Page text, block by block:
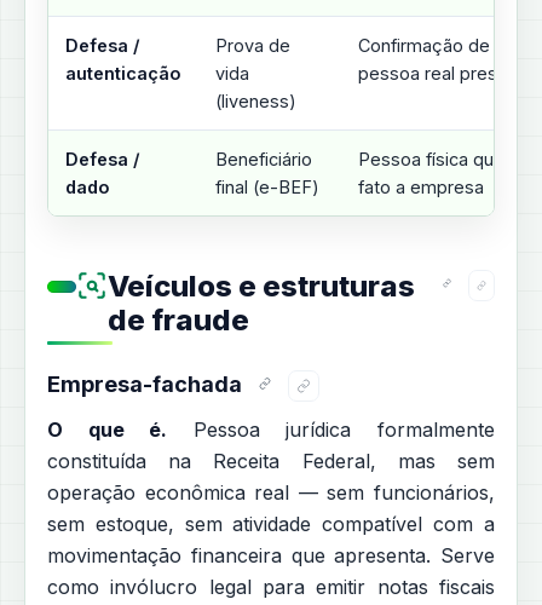
Defesa /
autenticação
Prova de
vida
(liveness)
Confirmação de que
pessoa real presente
Defesa /
dado
Beneficiário
final (e-BEF)
Pessoa física que
fato a empresa
Veículos e estruturas
de fraude
Empresa-fachada
O que é. Pessoa jurídica formalmente
constituída na Receita Federal, mas sem
operação econômica real — sem funcionários,
sem estoque, sem atividade compatível com a
movimentação financeira que apresenta. Serve
como invólucro legal para emitir notas fiscais